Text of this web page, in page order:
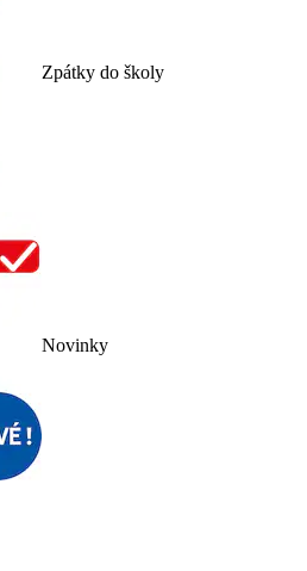
Zpátky do školy
Novinky